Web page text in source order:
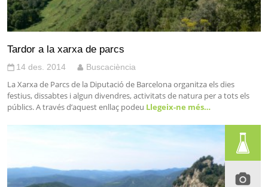
Tardor a la xarxa de parcs
14 des. 2014 Buscaciència
La Xarxa de Parcs de la Diputació de Barcelona organitza els dies
festius, dissabtes i algun divendres, activitats de natura per a tots els
públics. A través d’aquest enllaç podeu Llegeix-ne més…